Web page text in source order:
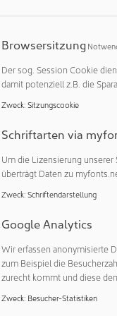
Startseite.
Mit
NEWSEXTRA
Laufenden und
NEWSFLASH sowie
Sie mit unserem
Browsersitzung
Der sog. Session Cookie
damit potenziell z.B. die
Zweck: Sitzungscookie
Schriftarten via
Um die Lizensierung
überträgt Daten zu
Zweck: Schriftendarstellung
Google Analytics
Wir erfassen anonymisierte
zum Beispiel die
zurecht kommt und diese
Zweck: Besucher-Statistiken